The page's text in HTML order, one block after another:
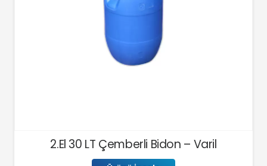
Bidon – Varil 2.El 60 LT